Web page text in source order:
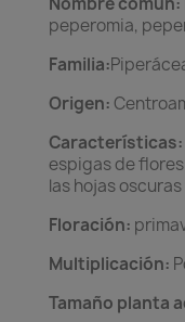
peperomia,
Familia:
Origen:
Características:
espigas de
las hojas
Floración:
Multiplicación:
Tamaño planta